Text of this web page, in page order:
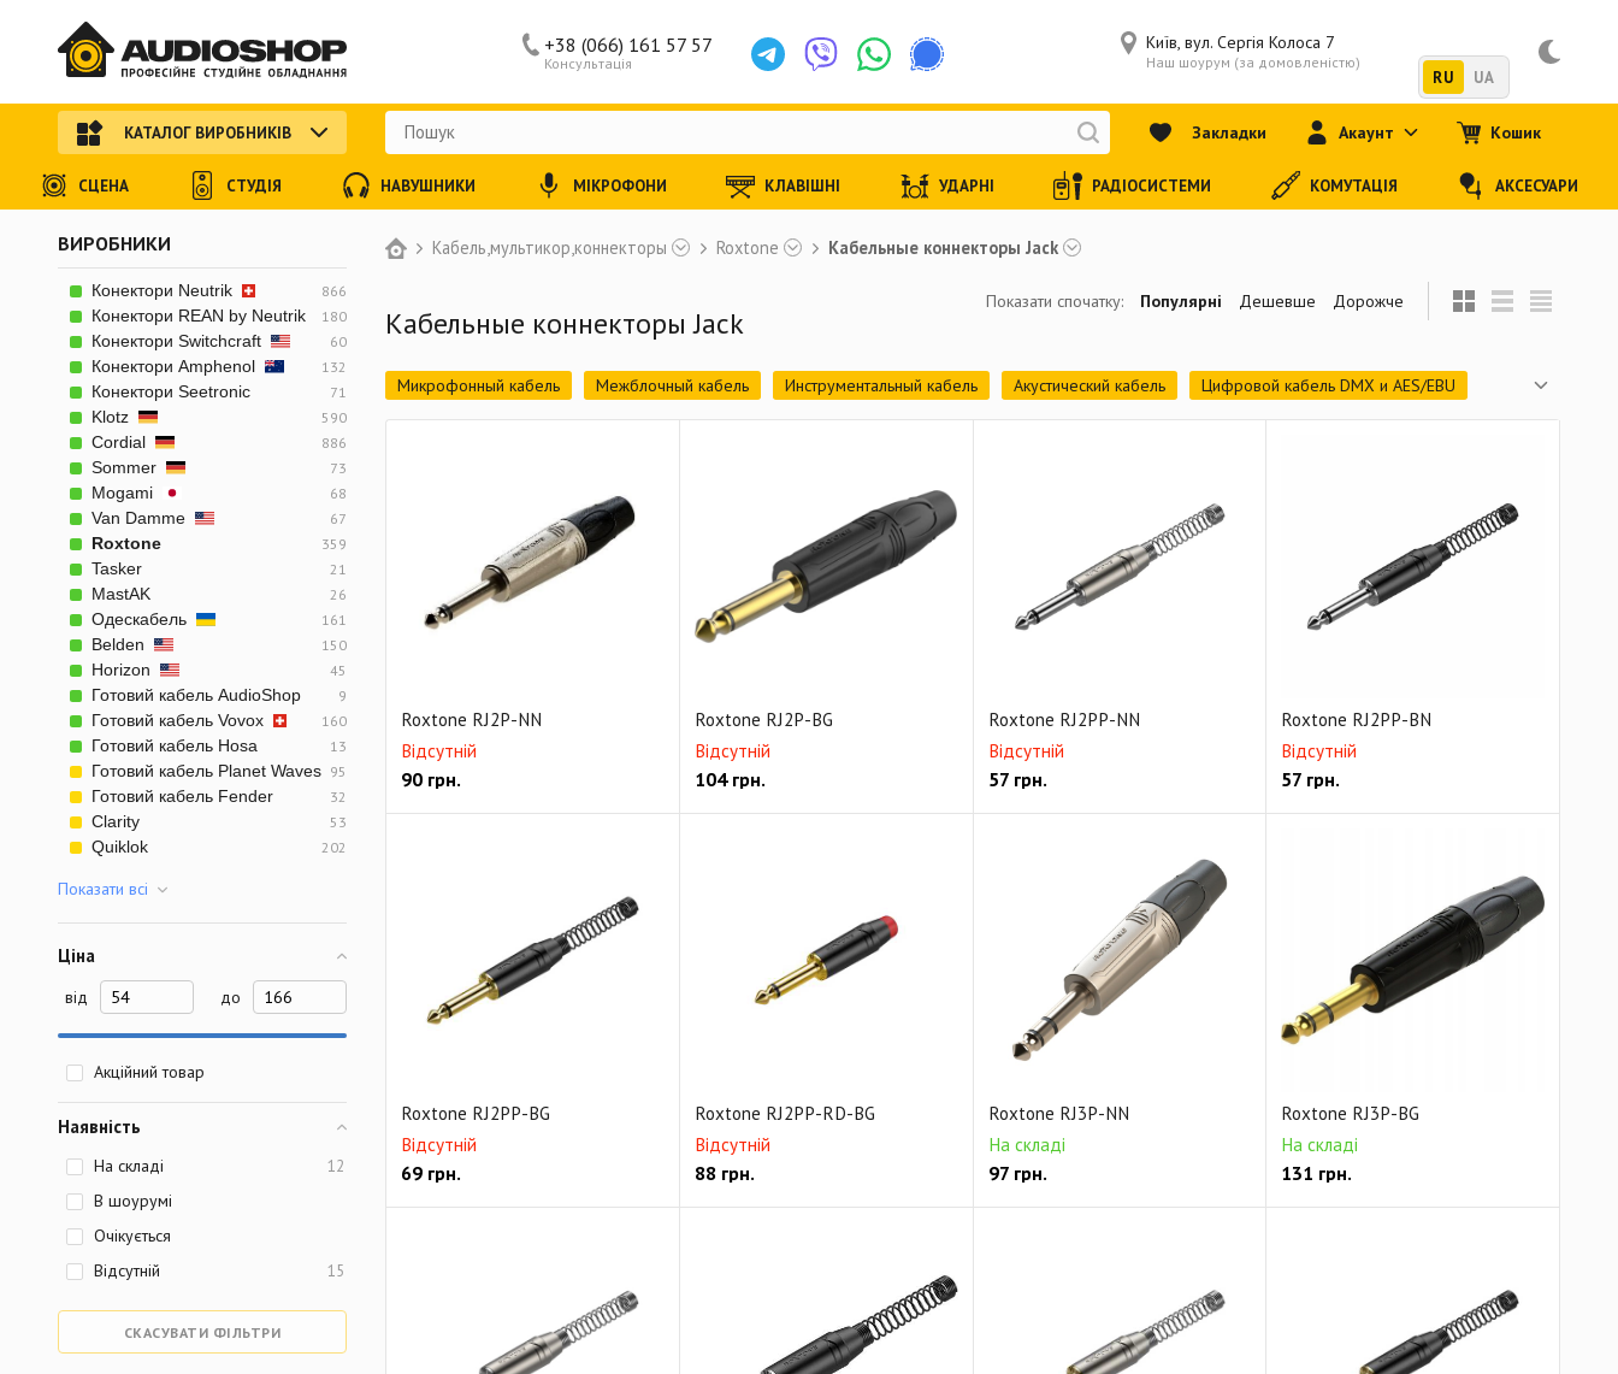
Кабель,мультикор,коннекторы Roxtone Кабельные коннекторы Jack
Кабельные коннекторы Jack
Микрофонный кабель Межблочный кабель Инструментальный кабель Акустический кабель
Цифровой кабель DMX и AES/EBU
Силовой кабель
Комбинированный кабель
LAN-кабель управления и приемо-передачи сетевых данных
Кабельные коннекторы XLR Кабельные коннекторы MiniXLR
Кабельные коннекторы Mini Jack
Кабельные коннекторы Jack
Кабельные коннекторы RCA Кабельные коннекторы SpeakON
Коннекторы Ethernet RJ45
Кабельные коннекторы PowerCON
Панельные коннекторы Jack серии D
Панельные коннекторы RCA серии D
Панельные коннекторы XLR серии D
Панельный коннектор SpeakON Панельные адаптеры USB серии D
Авиационные коннекторы
Roxtone RJ2P-NN
Відсутній
90 грн.
Roxtone RJ2P-BG
Відсутній
104грн.
Roxtone RJ2PP-NN
Відсутній
57грн.
Roxtone RJ2PP-BN
Відсутній
57 грн.
Roxtone RJ2PP-BG
Відсутній
69 грн.
Roxtone RJ2PP-RD-BG
Відсутній
88 грн.
Roxtone RJ3P-NN
На складі
97грн.
Roxtone RJ3P-BG
На складі
131 грн.
Показати спочатку: Популярні Дешевше Дорожче
ВИРОБНИКИ
Конектори Neutrik 866
Конектори REAN by Neutrik 180
Конектори Switchcraft 60
Конектори Amphenol 132
Конектори Seetronic 71
Klotz 590
Cordial 886
Sommer 73
Mogami 68
Van Damme 67
Roxtone 359
Tasker 21
MastAK 26
Одескабель 161
Belden 150
Horizon 45
Готовий кабель AudioShop 9
Готовий кабель Vovox 160
Готовий кабель Hosa 13
Готовий кабель Planet Waves 95
Готовий кабель Fender 32
Clarity 53
Quiklok 202
Показати всi
Ціна
від до
Акційний товар
Наявність
На складі 12
В шоурумі
Очікується
Відсутній
15
СКАСУВАТИ ФІЛЬТРИ
Консультація
+38 (066) 161 57 57 Київ, вул. Сергія Колоса 7
Наш шоурум (за домовленістю)
RU UA
КАТАЛОГ ВИРОБНИКІВ Закладки Акаунт Кошик
СЦЕНА СТУДІЯ НАВУШНИКИ МІКРОФОНИ КЛАВІШНІ УДАРНІ РАДІОСИСТЕМИ КОМУТАЦІЯ АКСЕСУАРИ